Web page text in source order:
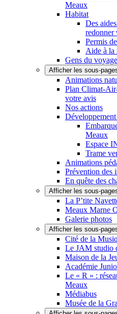
Meaux
Habitat
Des
redonner
Permis
Aide à la
Gens du voyage
Afficher les sous-
Animations
Plan Climat-
votre avis
Nos actions
Meaux
Espace
Trame
Animations
Prévention des
En quête des
Afficher les sous-
La P’tite
Meaux Marne
Galerie photos
Afficher les sous-
Cité de la
Le JAM studio
Maison de la
Académie
Le « R » :
Meaux
Médiabus
Musée de la